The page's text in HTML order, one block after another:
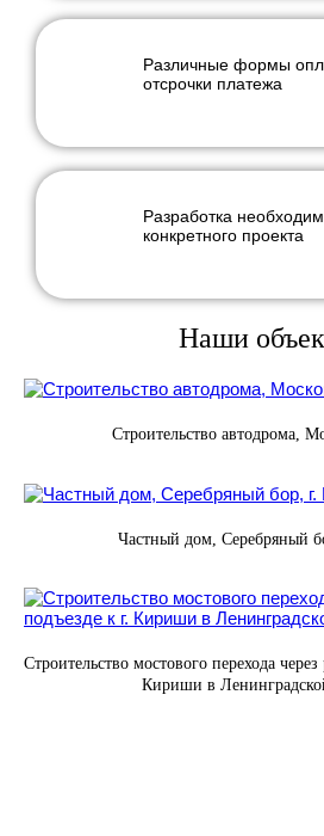
Различные формы
отсрочки платежа
Разработка
конкретного проекта
Наши
Строительство автодрома,
Частный дом, Серебряный
Строительство мостового перехода
Кириши в